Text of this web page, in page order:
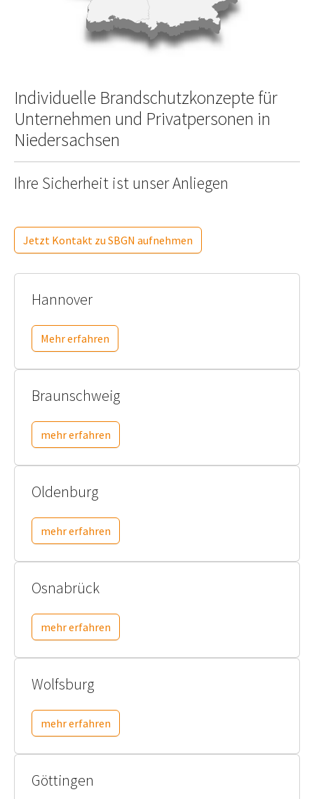
Individuelle Brandschutzkonzepte für
Unternehmen und Privatpersonen in
Niedersachsen
Ihre Sicherheit ist unser Anliegen
Jetzt Kontakt zu SBGN aufnehmen
Hannover
Mehr erfahren
Braunschweig
mehr erfahren
Oldenburg
mehr erfahren
Osnabrück
mehr erfahren
Wolfsburg
mehr erfahren
Göttingen